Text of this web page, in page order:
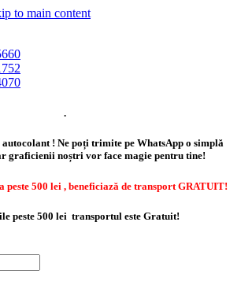
to main content
.
! Ne poți trimite pe WhatsApp o simplă
graficienii noștri vor face magie pentru tine!
peste 500 lei , beneficiază de transport GRATUIT!
peste 500 lei transportul este Gratuit!